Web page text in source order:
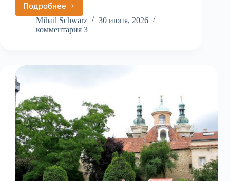
ПодробнееЗеркальный
лабиринт
в
Mihail Schwarz
30 июня, 2026
комментария 3